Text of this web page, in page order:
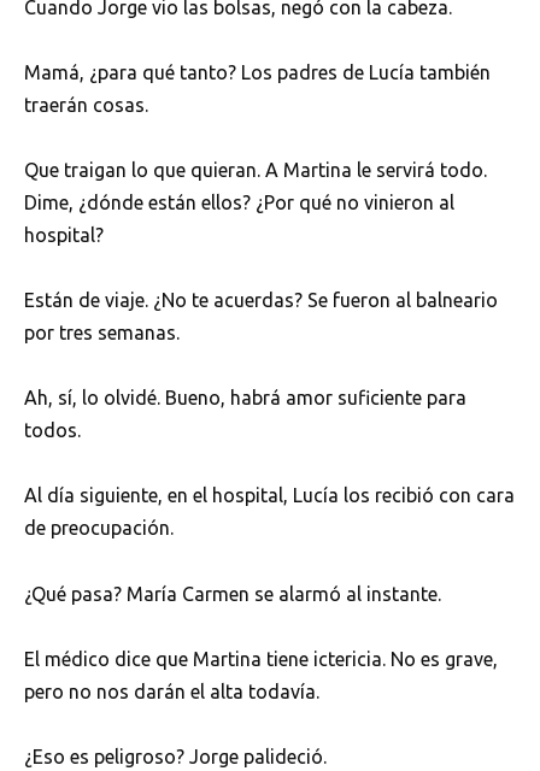
Cuando Jorge vio las bolsas, negó con la cabeza.
Mamá, ¿para qué tanto? Los padres de Lucía también
traerán cosas.
Que traigan lo que quieran. A Martina le servirá todo.
Dime, ¿dónde están ellos? ¿Por qué no vinieron al
hospital?
Están de viaje. ¿No te acuerdas? Se fueron al balneario
por tres semanas.
Ah, sí, lo olvidé. Bueno, habrá amor suficiente para
todos.
Al día siguiente, en el hospital, Lucía los recibió con cara
de preocupación.
¿Qué pasa? María Carmen se alarmó al instante.
El médico dice que Martina tiene ictericia. No es grave,
pero no nos darán el alta todavía.
¿Eso es peligroso? Jorge palideció.